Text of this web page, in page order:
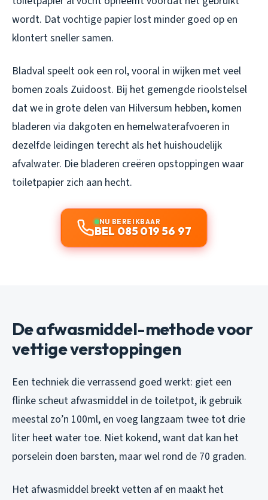
wordt. Dat vochtige papier lost minder goed op en
klontert sneller samen.
Bladval speelt ook een rol, vooral in wijken met veel
bomen zoals Zuidoost. Bij het gemengde rioolstelsel
dat we in grote delen van Hilversum hebben, komen
bladeren via dakgoten en hemelwaterafvoeren in
dezelfde leidingen terecht als het huishoudelijk
afvalwater. Die bladeren creëren opstoppingen waar
toiletpapier zich aan hecht.
NU BEREIKBAAR
BEL 085 019 56 97
De afwasmiddel-methode voor
vettige verstoppingen
Een techniek die verrassend goed werkt: giet een
flinke scheut afwasmiddel in de toiletpot, ik gebruik
meestal zo’n 100ml, en voeg langzaam twee tot drie
liter heet water toe. Niet kokend, want dat kan het
porselein doen barsten, maar wel rond de 70 graden.
Het afwasmiddel breekt vetten af en maakt het